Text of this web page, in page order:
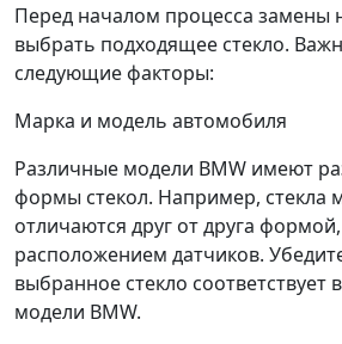
Перед началом процесса замены
выбрать подходящее стекло.
следующие факторы:
Марка и модель автомобиля
Различные модели BMW имеют
формы стекол. Например, стекла
отличаются друг от друга
расположением датчиков.
выбранное стекло соответствует
модели BMW.